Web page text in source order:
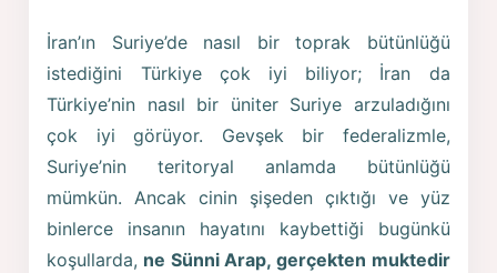
İran’ın Suriye’de nasıl bir toprak bütünlüğü
istediğini Türkiye çok iyi biliyor; İran da
Türkiye’nin nasıl bir üniter Suriye arzuladığını
çok iyi görüyor. Gevşek bir federalizmle,
Suriye’nin teritoryal anlamda bütünlüğü
mümkün. Ancak cinin şişeden çıktığı ve yüz
binlerce insanın hayatını kaybettiği bugünkü
koşullarda, ne Sünni Arap, gerçekten muktedir